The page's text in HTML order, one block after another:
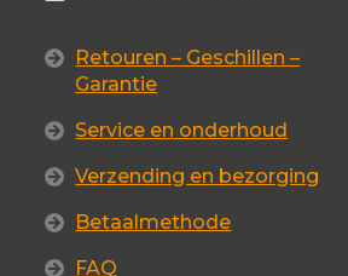
Retouren – Geschillen –
Garantie
Service en onderhoud
Verzending en bezorging
Betaalmethode
FAQ